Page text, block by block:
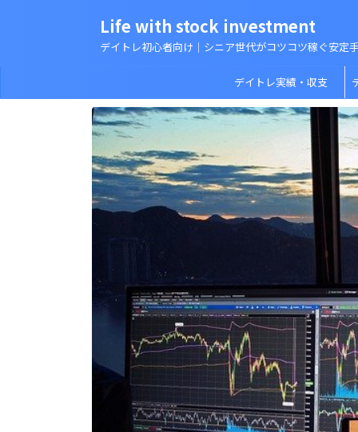
Life with stock investment
デイトレ初心者向け｜シニア世代がコツコツ稼ぐ安定
デイトレ実績・収支